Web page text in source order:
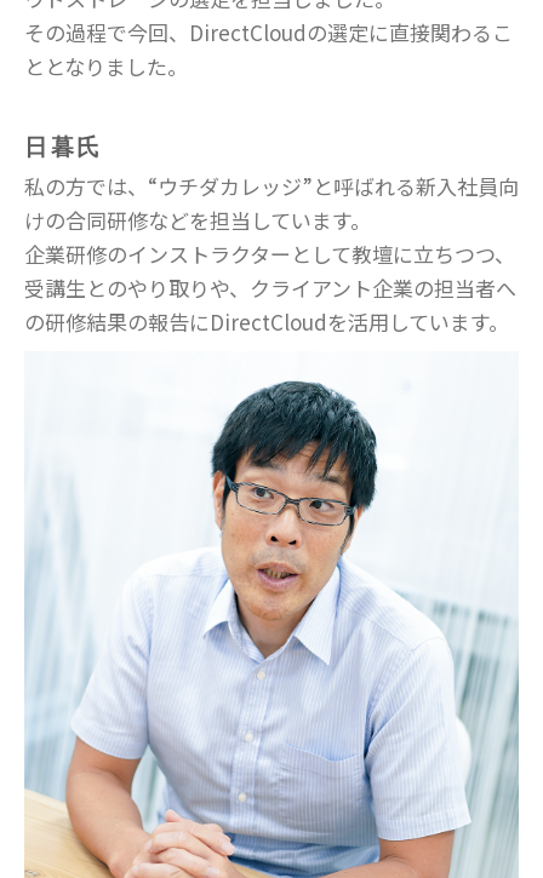
その過程で今回、DirectCloudの選定に直接関わるこ
ととなりました。
日暮氏
私の方では、“ウチダカレッジ”と呼ばれる新入社員向
けの合同研修などを担当しています。
企業研修のインストラクターとして教壇に立ちつつ、
受講生とのやり取りや、クライアント企業の担当者へ
の研修結果の報告にDirectCloudを活用しています。